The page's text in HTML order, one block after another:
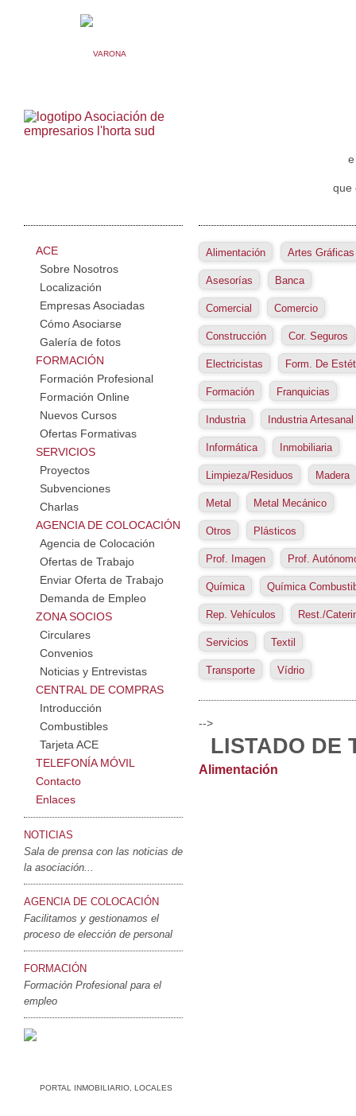
que
ACE
Sobre Nosotros
Localización
Empresas Asociadas
Cómo Asociarse
Galería de fotos
FORMACIÓN
Formación Profesional
Formación Online
Nuevos Cursos
Ofertas Formativas
SERVICIOS
Proyectos
Subvenciones
Charlas
AGENCIA DE COLOCACIÓN
Agencia de Colocación
Ofertas de Trabajo
Enviar Oferta de Trabajo
Demanda de Empleo
ZONA SOCIOS
Circulares
Convenios
Noticias y Entrevistas
CENTRAL DE COMPRAS
Introducción
Combustibles
Tarjeta ACE
TELEFONÍA MÓVIL
Contacto
Enlaces
NOTICIAS
Sala de prensa con las noticias de
la asociación...
AGENCIA DE COLOCACIÓN
Facilitamos y gestionamos el
proceso de elección de personal
FORMACIÓN
Formación Profesional para el
empleo
Alimentación Artes Gráficas
Asesorías Banca
Comercial Comercio
Construcción Cor. Seguros
Electricistas Form. De
Formación Franquicias
Industria Industria Artesanal
Informática Inmobiliaria
Limpieza/Residuos Madera
Metal Metal Mecánico
Otros Plásticos
Prof. Imagen Prof.
Química Química
Rep. Vehículos Rest./
Servicios Textil
Transporte Vídrio
-->
LISTADO DE
Alimentación